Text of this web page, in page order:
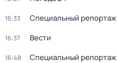
16:33 Специальный репортаж
16:37 Вести
16:48 Специальный репортаж